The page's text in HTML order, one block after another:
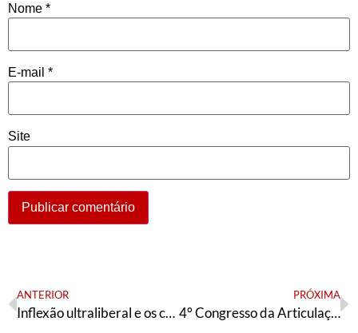
Nome *
E-mail *
Site
ANTERIOR
Inflexão ultraliberal e os cortes nas políticas habitacionais no Brasil
PRÓXIMA
4° Congresso da Articulação de Esquerda